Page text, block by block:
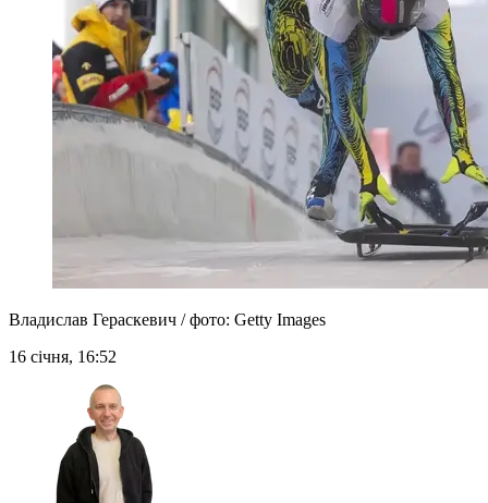
Владислав Гераскевич / фото: Getty Images
16 січня, 16:52